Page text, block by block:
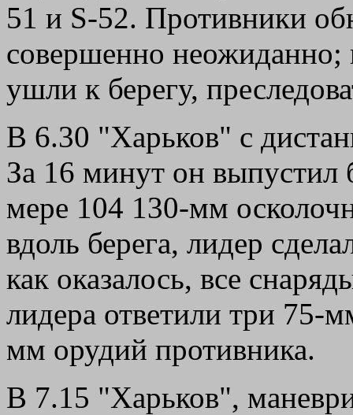
51 и S-52. Противники
совершенно
ушли к берегу,
В 6.30 "Харьков" с
За 16 минут он выпустил
мере 104 130-мм
вдоль берега, лидер
как оказалось, все
лидера ответили три 75-
мм орудий противника.
В 7.15 "Харьков",